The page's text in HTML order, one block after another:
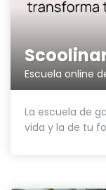
Escuela online
La escuela de
vida y la de tu